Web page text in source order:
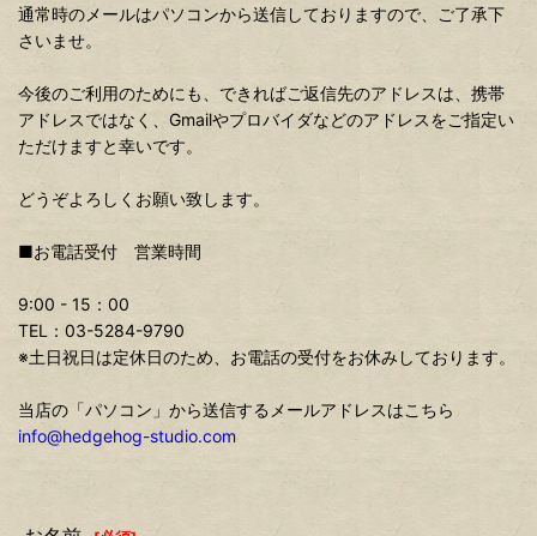
通常時のメールはパソコンから送信しておりますので、ご了承下
さいませ。
今後のご利用のためにも、できればご返信先のアドレスは、携帯
アドレスではなく、Gmailやプロバイダなどのアドレスをご指定い
ただけますと幸いです。
どうぞよろしくお願い致します。
■お電話受付 営業時間
9:00 - 15：00
TEL：03-5284-9790
※土日祝日は定休日のため、お電話の受付をお休みしております。
当店の「パソコン」から送信するメールアドレスはこちら
info@hedgehog-studio.com